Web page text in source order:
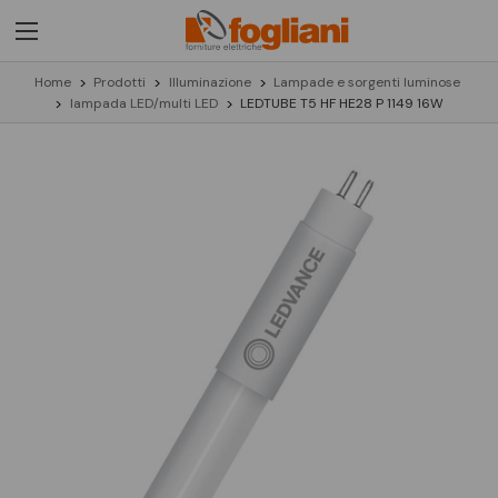
Home Prodotti Illuminazione
Lampade e sorgenti luminose
lampada LED/multi LED
LEDTUBE T5 HF HE28 P 1149 16W